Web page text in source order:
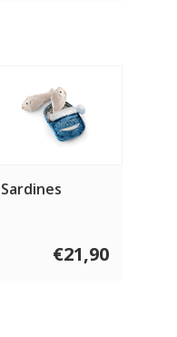
Sardines
€21,90